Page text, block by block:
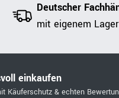
Deutscher
mit eigenem Lager
einkaufen
Käuferschutz & echten